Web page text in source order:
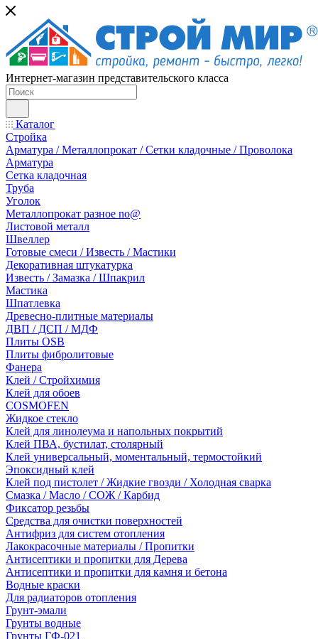
Интернет-магазин представительского класса
Каталог
Стройка
Арматура / Металлопрокат / Сетки кладочные / Проволока
Арматура
Сетка кладочная
Труба
Уголок
Металлопрокат разное no@
Листовой металл
Швеллер
Готовые смеси / Известь / Мастики
Декоративная штукатурка
Известь / Замазка / Шпакрил
Мастика
Шпатлевка
Древесно-плитные материалы
ДВП / ДСП / МДФ
Плиты OSB
Плиты фибролитовые
Фанера
Клей / Стройхимия
Клей для обоев
COSMOFEN
Жидкое стекло
Клей для линолеума и напольных покрытий
Клей ПВА, бустилат, столярный
Клей универсальный, моментальный, термостойкий
Эпоксидный клей
Клей под пистолет / Жидкие гвозди / Холодная сварка
Смазка / Масло / СОЖ / Карбид
Фиксатор резьбы
Средства для очистки поверхностей
Антифриз для систем отопления
Лакокрасочные материалы / Пропитки
Антисептики и пропитки для Дерева
Антисептики и пропитки для камня и бетона
Водные краски
Для радиаторов отопления
Грунт-эмали
Грунты водные
Грунты ГФ-021